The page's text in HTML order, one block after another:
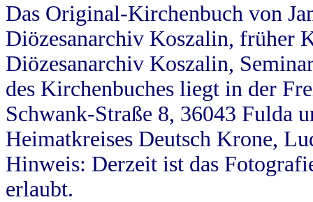
Das Original-Kirchenbuch von
Diözesanarchiv Koszalin, früher
Diözesanarchiv Koszalin,
des Kirchenbuches liegt in der
Schwank-Straße 8, 36043 Fulda
Heimatkreises Deutsch Krone,
Hinweis: Derzeit ist das
erlaubt.